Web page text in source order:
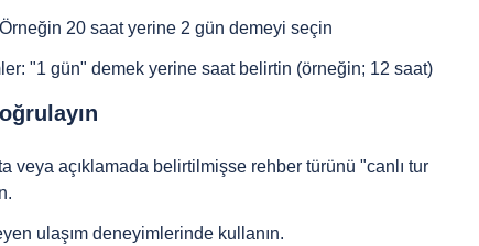
20 saat yerine 2 gün demeyi seçin
"1 gün" demek yerine saat belirtin (örneğin; 12 saat)
veya açıklamada belirtilmişse rehber türünü "canlı tur
ulaşım deneyimlerinde kullanın.